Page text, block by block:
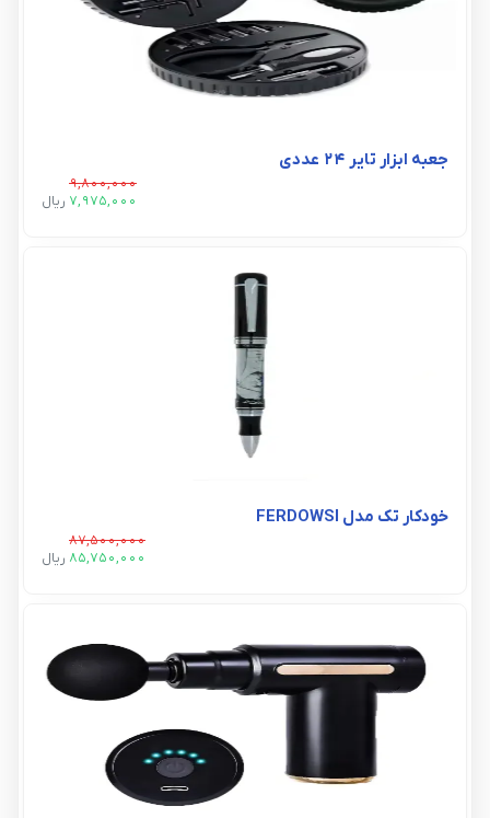
جعبه ابزار تایر ۲۴ عددی
9,800,000
7,975,000 ريال
خودکار تک مدل FERDOWSI
87,500,000
85,750,000 ريال